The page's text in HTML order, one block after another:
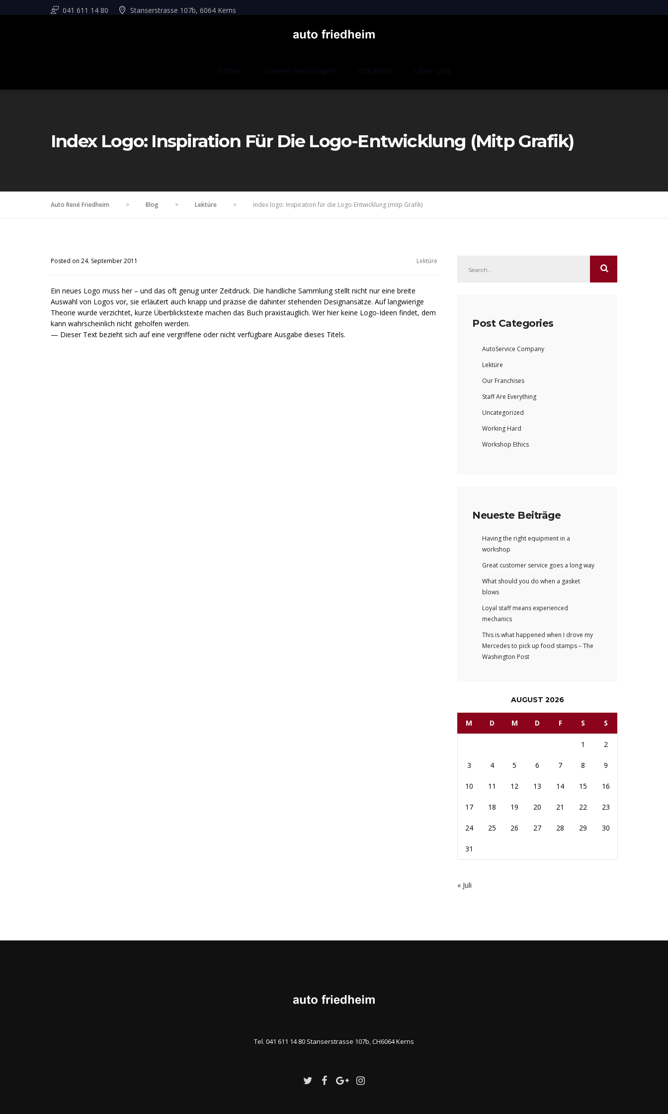
041 611 14 80 Stanserstrasse 107b, 6064 Kerns
home unsere leistungen occasion über uns
Index Logo: Inspiration Für Die Logo-Entwicklung (mitp Grafik)
Auto René Friedheim > Blog > Lektüre > index logo: Inspiration für die Logo-Entwicklung (mitp Grafik)
Posted on 24. September 2011 Lektüre
Ein neues Logo muss her – und das oft genug unter Zeitdruck. Die handliche Sammlung stellt nicht nur eine breite
Auswahl von Logos vor, sie erläutert auch knapp und präzise die dahinter stehenden Designansätze. Auf langwierige
Theorie wurde verzichtet, kurze Überblickstexte machen das Buch praxistauglich. Wer hier keine Logo-Ideen findet, dem
kann wahrscheinlich nicht geholfen werden.
— Dieser Text bezieht sich auf eine vergriffene oder nicht verfügbare Ausgabe dieses Titels.
Post Categories
AutoService Company
Lektüre
Our Franchises
Staff Are Everything
Uncategorized
Working Hard
Workshop Ethics
Neueste Beiträge
Having the right equipment in a
workshop
Great customer service goes a long way
What should you do when a gasket
blows
Loyal staff means experienced
mechanics
This is what happened when I drove my
Mercedes to pick up food stamps – The
Washington Post
AUGUST 2026
M D M D F S S
1 2
3 4 5 6 7 8 9
10 11 12 13 14 15 16
17 18 19 20 21 22 23
24 25 26 27 28 29 30
31
« Juli
Tel. 041 611 14 80 Stanserstrasse 107b, CH6064 Kerns